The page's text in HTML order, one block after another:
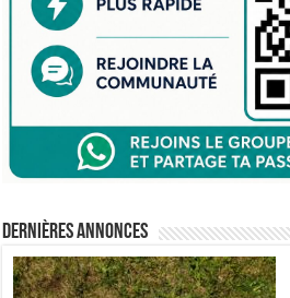
Dernières annonces